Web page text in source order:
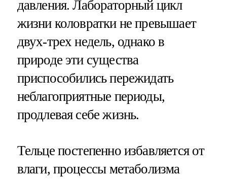
давления. Лабораторный цикл
жизни коловратки не превышает
двух-трех недель, однако в
природе эти существа
приспособились пережидать
неблагоприятные периоды,
продлевая себе жизнь.
Тельце постепенно избавляется от
влаги, процессы метаболизма